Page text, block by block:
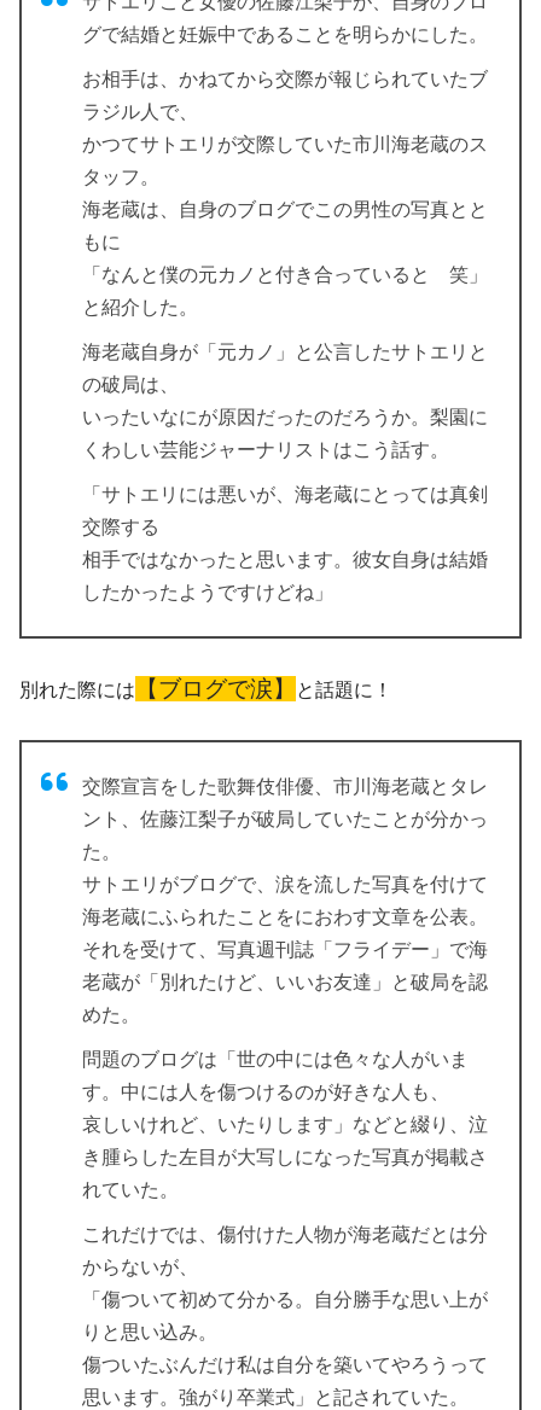
グで結婚と妊娠中であることを明らかにした。
お相手は、かねてから交際が報じられていたブ
ラジル人で、
かつてサトエリが交際していた市川海老蔵のス
タッフ。
海老蔵は、自身のブログでこの男性の写真とと
もに
「なんと僕の元カノと付き合っていると 笑」
と紹介した。
海老蔵自身が「元カノ」と公言したサトエリと
の破局は、
いったいなにが原因だったのだろうか。梨園に
くわしい芸能ジャーナリストはこう話す。
「サトエリには悪いが、海老蔵にとっては真剣
交際する
相手ではなかったと思います。彼女自身は結婚
したかったようですけどね」
別れた際には 【ブログで涙】 と話題に！
交際宣言をした歌舞伎俳優、市川海老蔵とタレ
ント、佐藤江梨子が破局していたことが分かっ
た。
サトエリがブログで、涙を流した写真を付けて
海老蔵にふられたことをにおわす文章を公表。
それを受けて、写真週刊誌「フライデー」で海
老蔵が「別れたけど、いいお友達」と破局を認
めた。
問題のブログは「世の中には色々な人がいま
す。中には人を傷つけるのが好きな人も、
哀しいけれど、いたりします」などと綴り、泣
き腫らした左目が大写しになった写真が掲載さ
れていた。
これだけでは、傷付けた人物が海老蔵だとは分
からないが、
「傷ついて初めて分かる。自分勝手な思い上が
りと思い込み。
傷ついたぶんだけ私は自分を築いてやろうって
思います。強がり卒業式」と記されていた。